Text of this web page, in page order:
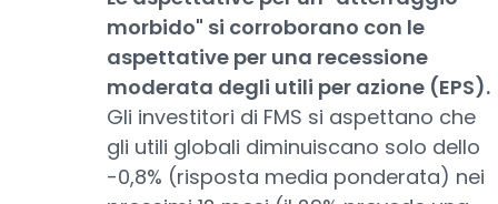
morbido" si corroborano con le
aspettative per una recessione
moderata degli utili per azione (EPS).
Gli investitori di FMS si aspettano che
gli utili globali diminuiscano solo dello
-0,8% (risposta media ponderata) nei